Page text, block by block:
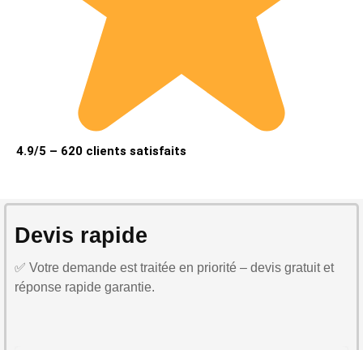
4.9/5 – 620 clients satisfaits
Devis rapide
✅ Votre demande est traitée en priorité – devis gratuit et
réponse rapide garantie.